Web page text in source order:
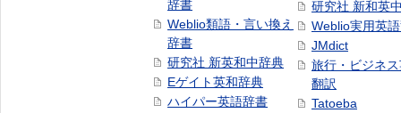
辞書
Weblio類語・言い換え
辞書
研究社 新英和中辞典
Eゲイト英和辞典
ハイパー英語辞書
研究社 新和英
Weblio実用英
JMdict
旅行・ビジネ
翻訳
Tatoeba